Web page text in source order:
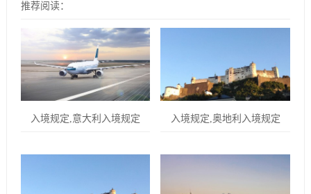
推荐阅读：
入境规定,意大利入境规定 入境规定,奥地利入境规定